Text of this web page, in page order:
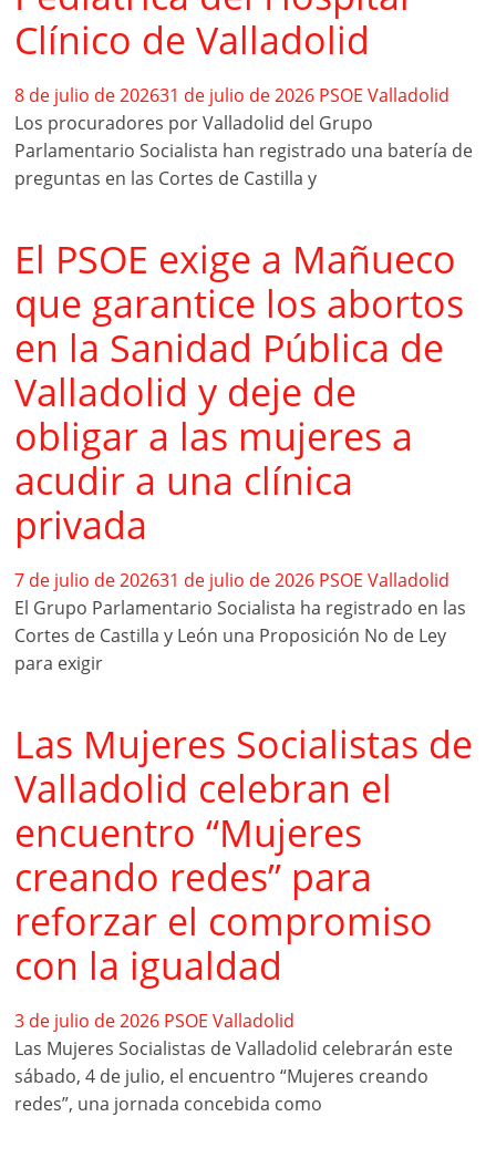
Clínico de Valladolid
8 de julio de 202631 de julio de 2026 PSOE Valladolid
Los procuradores por Valladolid del Grupo
Parlamentario Socialista han registrado una batería de
preguntas en las Cortes de Castilla y
El PSOE exige a Mañueco
que garantice los abortos
en la Sanidad Pública de
Valladolid y deje de
obligar a las mujeres a
acudir a una clínica
privada
7 de julio de 202631 de julio de 2026 PSOE Valladolid
El Grupo Parlamentario Socialista ha registrado en las
Cortes de Castilla y León una Proposición No de Ley
para exigir
Las Mujeres Socialistas de
Valladolid celebran el
encuentro “Mujeres
creando redes” para
reforzar el compromiso
con la igualdad
3 de julio de 2026 PSOE Valladolid
Las Mujeres Socialistas de Valladolid celebrarán este
sábado, 4 de julio, el encuentro “Mujeres creando
redes”, una jornada concebida como